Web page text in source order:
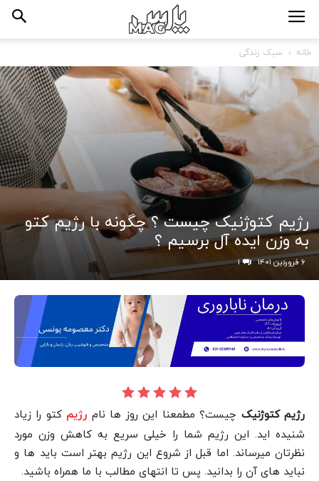
خانه سبک زندگی
رژیم کتوژنیک چیست ؟ چگونه با رژیم کتو
به وزن ایده آل برسیم ؟
۶ فروردین ۱۴۰۱ ۱
رژیم کتوژنیک چیست؟ مطمعنا این روز ها نام رژیم کتو را زیاد
شنیده اید. این رژیم شما را خیلی سریع به کاهش وزن مورد
نظرتان میرساند. اما قبل از شروع این رژیم بهتر است باید ها و
نباید های آن را بدانید. پس تا انتهای مطالب با ما همراه باشید.